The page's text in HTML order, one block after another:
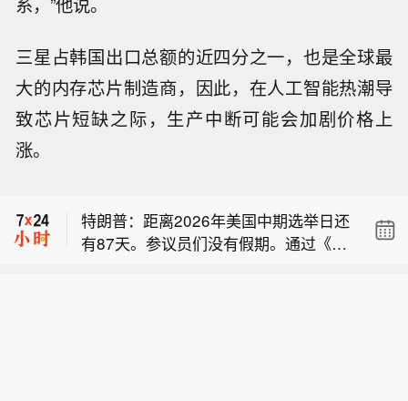
三星占韩国出口总额的近四分之一，也是全球最
大的内存芯片制造商，因此，在人工智能热潮导
致芯片短缺之际，生产中断可能会加剧价格上
涨。
美国五角大楼：美方正在制定一项计
特朗普：距离2026年美国中期选举日还
有87天。参议员们没有假期。通过《拯